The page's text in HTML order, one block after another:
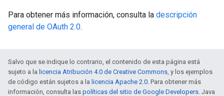
Para obtener más información, consulta la descripción
general de OAuth 2.0.
Salvo que se indique lo contrario, el contenido de esta página está
sujeto a la licencia Atribución 4.0 de Creative Commons, y los ejemplos
de código están sujetos a la licencia Apache 2.0. Para obtener más
información, consulta las políticas del sitio de Google Developers. Java